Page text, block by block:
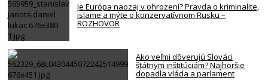
Je Európa naozaj v ohrození? Pravda o kriminalite,
islame a mýte o konzervatívnom Rusku –
ROZHOVOR
Ako veľmi dôverujú Slováci
štátnym inštitúciám? Najhoršie
dopadla vláda a parlament